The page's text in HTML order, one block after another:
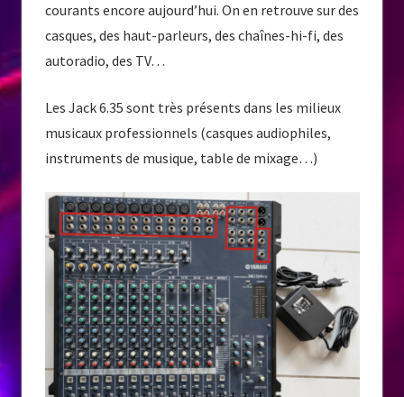
courants encore aujourd’hui. On en retrouve sur des
casques, des haut-parleurs, des chaînes-hi-fi, des
autoradio, des TV…
Les Jack 6.35 sont très présents dans les milieux
musicaux professionnels (casques audiophiles,
instruments de musique, table de mixage…)